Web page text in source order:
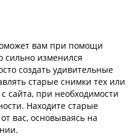
вам при помощи
сильно изменился
создать удивительные
старые снимки тех или
сайта, при необходимости
Находите старые
вас, основываясь на